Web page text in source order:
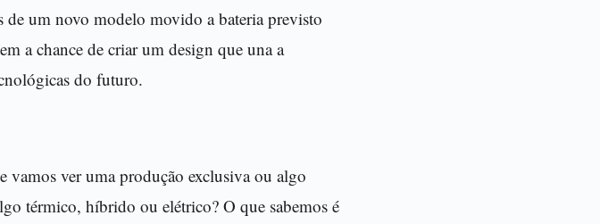
um novo modelo movido a bateria previsto
a chance de criar um design que una a
do futuro.
vamos ver uma produção exclusiva ou algo
térmico, híbrido ou elétrico? O que sabemos é